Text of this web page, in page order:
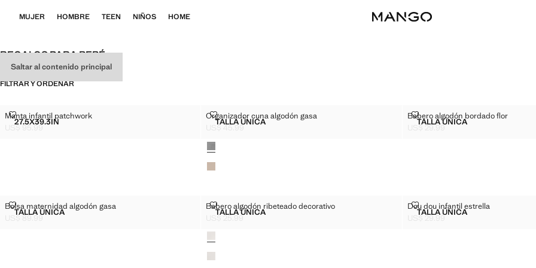
Saltar al contenido principal
MUJER HOMBRE TEEN NIÑOS HOME
REGALOS PARA BEBÉ
FILTRAR Y ORDENAR
Tallas
27.5X39.3INMANTA INFANTIL PATCHWORK
Manta infantil patchwork
MANTA INFANTIL PATCHWORK
US$ 95.99
Tallas
TALLA ÚNICAORGANIZADOR CUNA ALGODÓN GASA
Organizador cuna algodón gasa
ORGANIZADOR CUNA ALGODÓN GASA
US$ 45.99
Colores
Tallas
TALLA ÚNICABABERO ALGODÓN
Babero algodón bordado flor
BABERO ALGODÓN BORDADO
US$ 29.99
Tallas
TALLA ÚNICABOLSA MATERNIDAD ALGODÓN GASA
Bolsa maternidad algodón gasa
BOLSA MATERNIDAD ALGODÓN GASA
US$ 89.99
Tallas
TALLA ÚNICABABERO ALGODÓN RIBETEADO DECORATIVO
Babero algodón ribeteado decorativo
BABERO ALGODÓN RIBETEADO DECORATIVO
US$ 25.99
Colores
Tallas
TALLA ÚNICADOU DOU INFANTIL
Dou dou infantil estrella
DOU DOU INFANTIL ESTRELLA
US$ 29.99